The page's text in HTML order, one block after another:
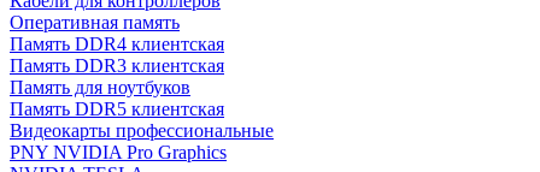
Оперативная память
Память DDR4 клиентская
Память DDR3 клиентская
Память для ноутбуков
Память DDR5 клиентская
Видеокарты профессиональные
PNY NVIDIA Pro Graphics